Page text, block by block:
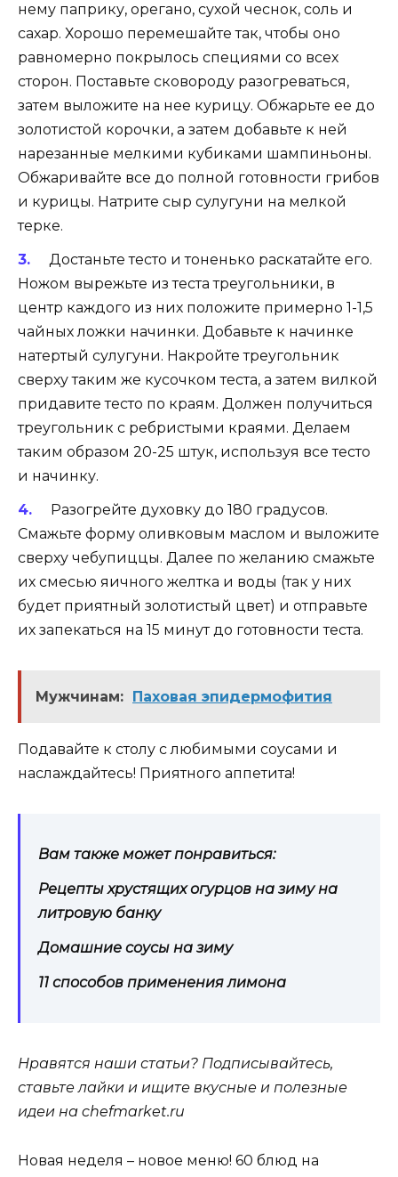
нему паприку, орегано, сухой чеснок, соль и
сахар. Хорошо перемешайте так, чтобы оно
равномерно покрылось специями со всех
сторон. Поставьте сковороду разогреваться,
затем выложите на нее курицу. Обжарьте ее до
золотистой корочки, а затем добавьте к ней
нарезанные мелкими кубиками шампиньоны.
Обжаривайте все до полной готовности грибов
и курицы. Натрите сыр сулугуни на мелкой
терке.
Достаньте тесто и тоненько раскатайте его.
Ножом вырежьте из теста треугольники, в
центр каждого из них положите примерно 1-1,5
чайных ложки начинки. Добавьте к начинке
натертый сулугуни. Накройте треугольник
сверху таким же кусочком теста, а затем вилкой
придавите тесто по краям. Должен получиться
треугольник с ребристыми краями. Делаем
таким образом 20-25 штук, используя все тесто
и начинку.
Разогрейте духовку до 180 градусов.
Смажьте форму оливковым маслом и выложите
сверху чебупиццы. Далее по желанию смажьте
их смесью яичного желтка и воды (так у них
будет приятный золотистый цвет) и отправьте
их запекаться на 15 минут до готовности теста.
Мужчинам: Паховая эпидермофития
Подавайте к столу с любимыми соусами и
наслаждайтесь! Приятного аппетита!
Вам также может понравиться:
Рецепты хрустящих огурцов на зиму на
литровую банку
Домашние соусы на зиму
11 способов применения лимона
Нравятся наши статьи? Подписывайтесь,
ставьте лайки и ищите вкусные и полезные
идеи на chefmarket.ru
Новая неделя – новое меню! 60 блюд на